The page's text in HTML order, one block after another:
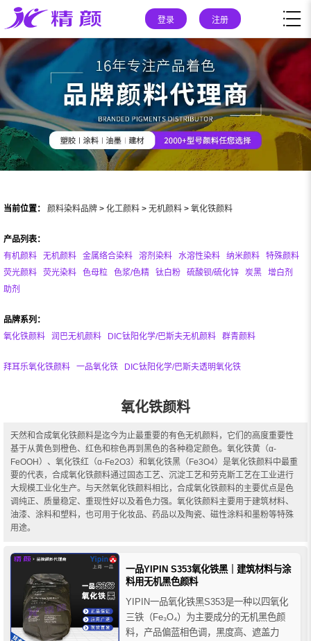
登录 注册
当前位置： 颜料染料品牌 > 化工颜料 > 无机颜料 > 氧化铁颜料
产品列表：
有机颜料
无机颜料 金属络合染料 溶剂染料 水溶性染料 纳米颜料
特殊颜料
荧光颜料
荧光染料 色母粒 色浆/色精 钛白粉 硫酸钡/硫化锌 炭黑
增白剂
助剂
品牌系列：
氧化铁颜料
润巴无机颜料 DIC钛阳化学/巴斯夫无机颜料 群青颜料
拜耳乐氧化铁颜料 一品氧化铁 DIC钛阳化学/巴斯夫透明氧化铁
氧化铁颜料
天然和合成氧化铁颜料是迄今为止最重要的有色无机颜料，它们的高度重要性
基于从黄色到橙色、红色和棕色再到黑色的各种稳定颜色。氧化铁黄（α-
FeOOH）、氧化铁红（α-Fe2O3）和氧化铁黑（Fe3O4）是氧化铁颜料中最重
要的代表，合成氧化铁颜料通过固态工艺、沉淀工艺和劳克斯工艺在工业进行
大规模工业化生产。与天然氧化铁颜料相比，合成氧化铁颜料的主要优点是色
调纯正、质量稳定、重现性好以及着色力强。氧化铁颜料主要用于建筑材料、
油漆、涂料和塑料，也可用于化妆品、药品以及陶瓷、磁性涂料和墨粉等特殊
用途。
一品YIPIN S353氧化铁黑｜建筑材料与涂
料用无机黑色颜料
YIPIN一品氧化铁黑S353是一种以四氧化
三铁（Fe₃O₄）为主要成分的无机黑色颜
料，产品偏蓝相色调，黑度高、遮盖力